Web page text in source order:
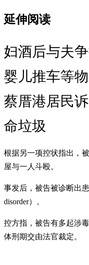
延伸阅读
妇酒后与夫
婴儿推车等物
蔡厝港居民
命垃圾
根据另一项控状指出，
屋与一人斗殴。
事发后，被告被诊断出
disorder）。
控方指，被告有多起涉
体刑期交由法官裁定。